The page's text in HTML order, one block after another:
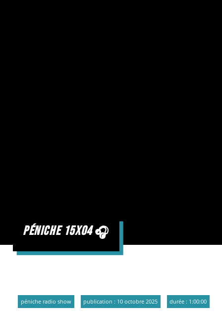
péniche 15x04
péniche radio show publication : 10 octobre 2025 durée : 1:00:00